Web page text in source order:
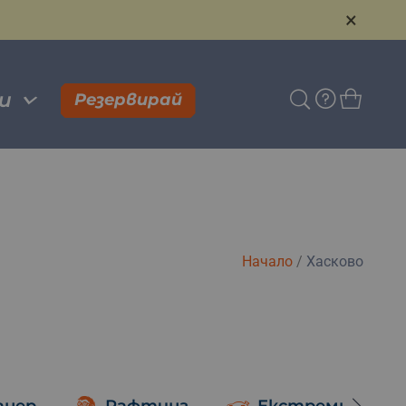
×
Резервирай
Начало/ Хасково